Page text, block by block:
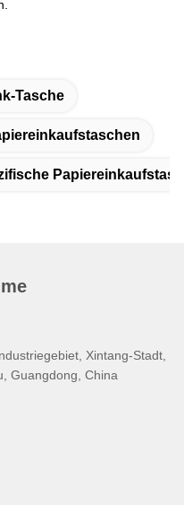
Tasche
Xintang-Stadt,
Guangdong, China